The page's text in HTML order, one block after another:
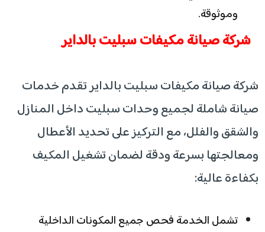
وموثوقة.
شركة صيانة مكيفات سبليت بالداير
شركة صيانة مكيفات سبليت بالداير تقدم خدمات
صيانة شاملة لجميع وحدات سبليت داخل المنازل
والشقق والفلل، مع التركيز على تحديد الأعطال
ومعالجتها بسرعة ودقة لضمان تشغيل المكيف
بكفاءة عالية:
تشمل الخدمة فحص جميع المكونات الداخلية